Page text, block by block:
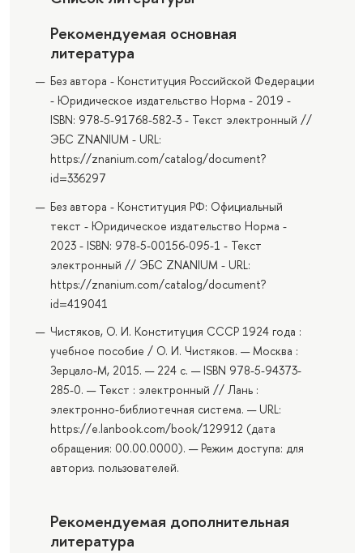
Рекомендуемая основная
литература
Без автора - Конституция Российской Федерации
- Юридическое издательство Норма - 2019 -
ISBN: 978-5-91768-582-3 - Текст электронный //
ЭБС ZNANIUM - URL:
https://znanium.com/catalog/document?
id=336297
Без автора - Конституция РФ: Официальный
текст - Юридическое издательство Норма -
2023 - ISBN: 978-5-00156-095-1 - Текст
электронный // ЭБС ZNANIUM - URL:
https://znanium.com/catalog/document?
id=419041
Чистяков, О. И. Конституция CCСР 1924 года :
учебное пособие / О. И. Чистяков. — Москва :
Зерцало-М, 2015. — 224 с. — ISBN 978-5-94373-
285-0. — Текст : электронный // Лань :
электронно-библиотечная система. — URL:
https://e.lanbook.com/book/129912 (дата
обращения: 00.00.0000). — Режим доступа: для
авториз. пользователей.
Рекомендуемая дополнительная
литература